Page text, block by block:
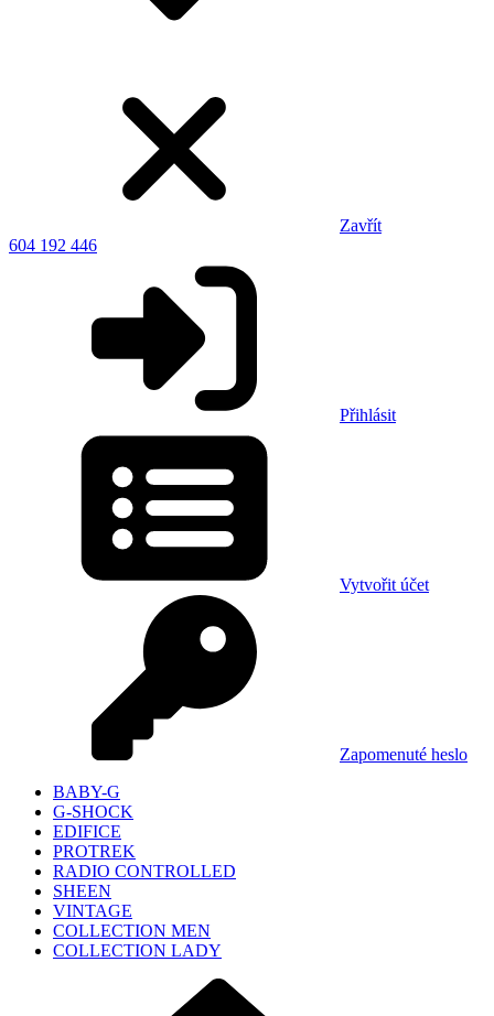
Zavřít
604 192 446
Přihlásit
Vytvořit účet
Zapomenuté heslo
BABY-G
G-SHOCK
EDIFICE
PROTREK
RADIO CONTROLLED
SHEEN
VINTAGE
COLLECTION MEN
COLLECTION LADY